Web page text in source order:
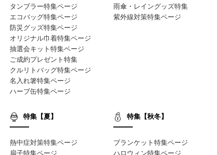
タンブラー特集ページ
エコバッグ特集ページ
防災グッズ特集ページ
オリジナル巾着特集ページ
抽選会キット特集ページ
ご成約プレゼント特集
クルリトバッグ特集ページ
名入れ箸特集ページ
ハーブ缶特集ページ
雨傘・レイングッズ特集
紫外線対策特集ページ
特集【夏】
熱中症対策特集ページ
扇子特集ページ
特集【秋冬】
ブランケット特集ページ
ハロウィン特集ページ